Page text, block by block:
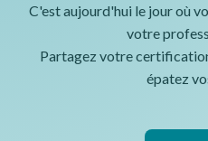
C'est aujourd'hui le jour où
votre
Partagez votre
épatez